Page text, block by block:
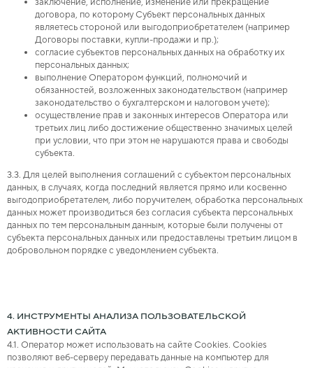
договора, по которому Субъект персональных данных
являетесь стороной или выгодоприобретателем (например
Договоры поставки, купли-продажи и пр.);
согласие субъектов персональных данных на обработку их
персональных данных;
выполнение Оператором функций, полномочий и
обязанностей, возложенных законодательством (например
законодательство о бухгалтерском и налоговом учете);
осуществление прав и законных интересов Оператора или
третьих лиц либо достижение общественно значимых целей
при условии, что при этом не нарушаются права и свободы
субъекта.
3.3. Для целей выполнения соглашений с субъектом персональных
данных, в случаях, когда последний является прямо или косвенно
выгодоприобретателем, либо поручителем, обработка персональных
данных может производиться без согласия субъекта персональных
данных по тем персональным данным, которые были получены от
субъекта персональных данных или предоставлены третьим лицом в
добровольном порядке с уведомлением субъекта.
4. ИНСТРУМЕНТЫ АНАЛИЗА ПОЛЬЗОВАТЕЛЬСКОЙ
АКТИВНОСТИ САЙТА
4.1. Оператор может использовать на cайте Сookies. Cookies
позволяют веб-серверу передавать данные на компьютер для